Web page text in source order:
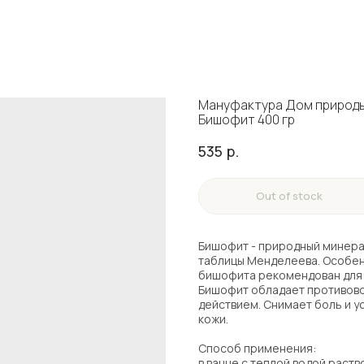
Мануфактура Дом
Бишофит 400 гр
535 р.
Out of stock
Бишофит - природный
таблицы Менделеева.
бишофита рекомендован для
Бишофит обладает
действием. Снимает боль и
кожи.
Способ применения: